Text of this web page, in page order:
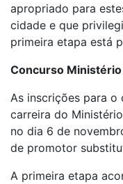
apropriado para
cidade e que
primeira etapa está
Concurso
As inscrições para o
carreira do
no dia 6 de
de promotor
A primeira etapa